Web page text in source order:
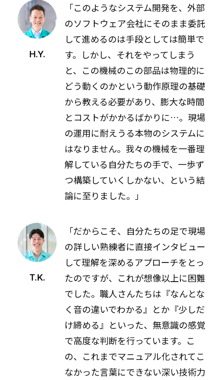
H.Y.
「このようなシステム開発を、外部
のソフトウェア会社にそのまま委託
して進めるのは手段としては簡単で
す。しかし、それをやってしまう
と、この機械のこの部品は物理的に
どう動くのかという動作原理の基礎
から教える必要があり、膨大な時間
とコストがかかるばかりに…。現場
の運用に耐えうる本物のシステムに
はなりません。我々の機械を一番理
解している自分たちの手で、一歩ず
つ構築していくしかない、という結
論に至りました。」
T.K.
「だからこそ、自分たちの足で現場
の詳しい熟練者に直接インタビュー
して理解を深めるアプローチをとっ
たのですが、これが想像以上に困難
でした。職人さんたちは『なんとな
く音の違いでわかる』とか『少しだ
け締める』といった、無意識の感覚
で高度な判断を行っています。こ
の、これまでマニュアル化されてこ
なかった言葉にできない深い技術力